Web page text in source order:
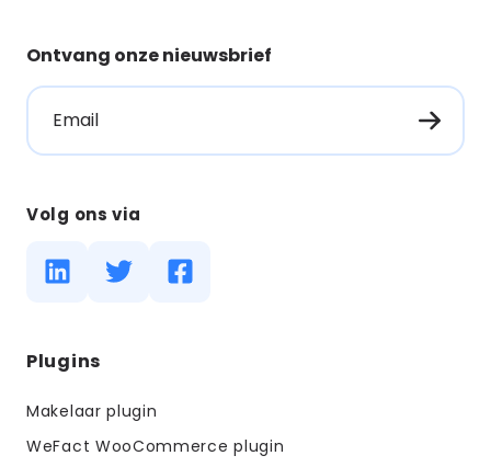
Ontvang onze nieuwsbrief
Email
Volg ons via
Diensten
Plugins
Makelaar plugin
WeFact WooCommerce plugin